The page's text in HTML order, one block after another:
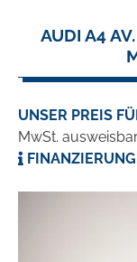
AUDI A4
UNSER PREIS
MwSt.